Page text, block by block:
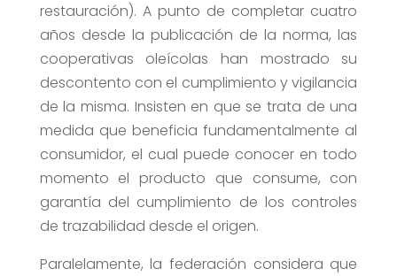
restauración). A punto de completar cuatro
años desde la publicación de la norma, las
cooperativas oleícolas han mostrado su
descontento con el cumplimiento y vigilancia
de la misma. Insisten en que se trata de una
medida que beneficia fundamentalmente al
consumidor, el cual puede conocer en todo
momento el producto que consume, con
garantía del cumplimiento de los controles
de trazabilidad desde el origen.
Paralelamente, la federación considera que